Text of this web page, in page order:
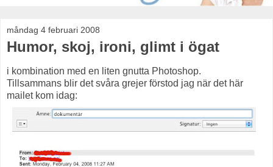
måndag 4 februari 2008
Humor, skoj, ironi, glimt i ögat
i kombination med en liten gnutta Photoshop.
Tillsammans blir det svåra grejer förstod jag när det här
mailet kom idag: